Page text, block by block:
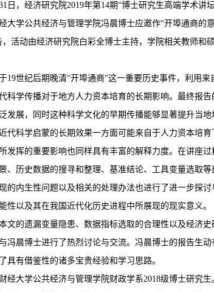
日，经济研究院2019年第14期“博士研究生高端学术讲
大学公共经济与管理学院冯晨博士应邀作“开埠通商的
，活动由经济研究院白彩全博士主持，学院相关教师和
19世纪后期晚清“开埠通商”这一重要历史事件，利用来
科学传播对于地方人力资本培育的长期影响。最终报
发展，同时这种科学文化的早期传播能够显著提升当
代科学启蒙的长期效果一方面可能来自于人力资本培
发挥的重要影响也同样具有丰富的解释力度。在讲座
、历史数据的搜寻和整理、基准结论、工具变量选取
的内生性问题以及相关的处理办法也进行了进一步探
性以及其在我国近代化历史进程中所展现的现实意义。
文的遗漏变量隐患、数据指标选取的合理性以及经济
冯晨博士进行了热烈讨论与交流。冯晨博士的报告生
具有借鉴性的诸多宝贵经验和学习思路。
经大学公共经济与管理学院财政学系2018级博士研究